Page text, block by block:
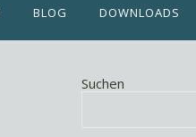
BLOG DOWNLOADS
Suchen